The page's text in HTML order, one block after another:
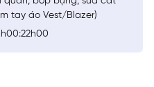
tay áo Vest/Blazer)